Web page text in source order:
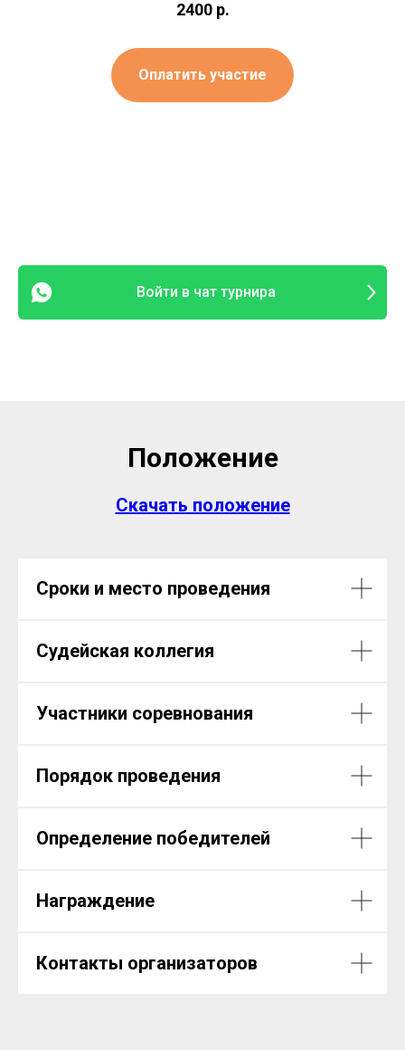
2400 р.
Оплатить участие
Войти в чат турнира
Положение
Скачать положение
Сроки и место проведения
Судейская коллегия
Участники соревнования
Порядок проведения
Определение победителей
Награждение
Контакты организаторов